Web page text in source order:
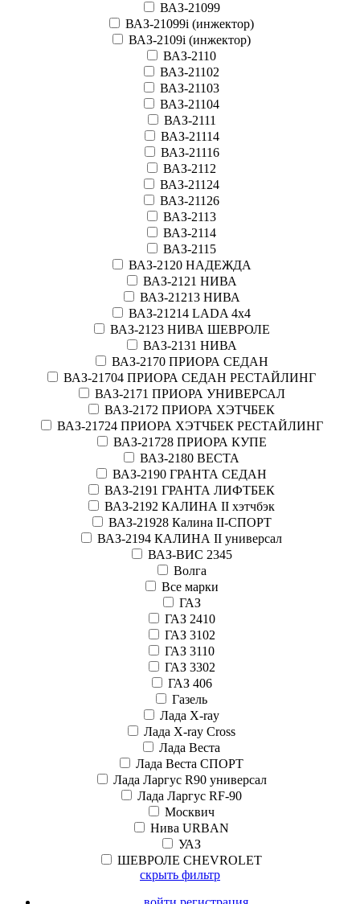
ВАЗ-21099
ВАЗ-21099i (инжектор)
ВАЗ-2109i (инжектор)
ВАЗ-2110
ВАЗ-21102
ВАЗ-21103
ВАЗ-21104
ВАЗ-2111
ВАЗ-21114
ВАЗ-21116
ВАЗ-2112
ВАЗ-21124
ВАЗ-21126
ВАЗ-2113
ВАЗ-2114
ВАЗ-2115
ВАЗ-2120 НАДЕЖДА
ВАЗ-2121 НИВА
ВАЗ-21213 НИВА
ВАЗ-21214 LADA 4х4
ВАЗ-2123 НИВА ШЕВРОЛЕ
ВАЗ-2131 НИВА
ВАЗ-2170 ПРИОРА СЕДАН
ВАЗ-21704 ПРИОРА СЕДАН РЕСТАЙЛИНГ
ВАЗ-2171 ПРИОРА УНИВЕРСАЛ
ВАЗ-2172 ПРИОРА ХЭТЧБЕК
ВАЗ-21724 ПРИОРА ХЭТЧБЕК РЕСТАЙЛИНГ
ВАЗ-21728 ПРИОРА КУПЕ
ВАЗ-2180 ВЕСТА
ВАЗ-2190 ГРАНТА СЕДАН
ВАЗ-2191 ГРАНТА ЛИФТБЕК
ВАЗ-2192 КАЛИНА II хэтчбэк
ВАЗ-21928 Калина II-СПОРТ
ВАЗ-2194 КАЛИНА II универсал
ВАЗ-ВИС 2345
Волга
Все марки
ГАЗ
ГАЗ 2410
ГАЗ 3102
ГАЗ 3110
ГАЗ 3302
ГАЗ 406
Газель
Лада X-ray
Лада X-ray Cross
Лада Веста
Лада Веста СПОРТ
Лада Ларгус R90 универсал
Лада Ларгус RF-90
Москвич
Нива URBAN
УАЗ
ШЕВРОЛЕ CHEVROLET
скрыть фильтр